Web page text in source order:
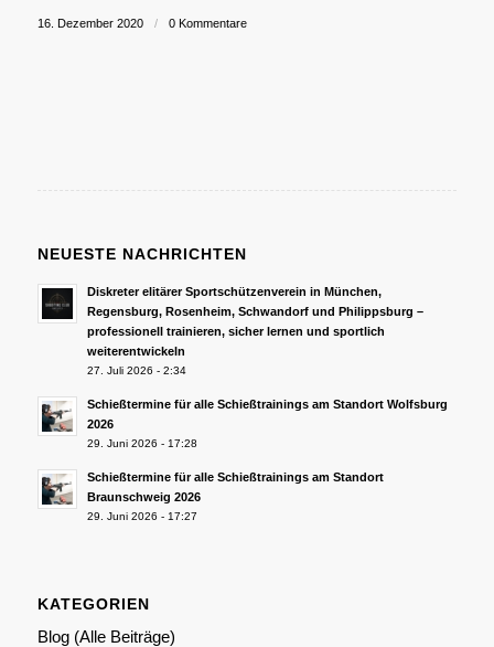
16. Dezember 2020 / 0 Kommentare
NEUESTE NACHRICHTEN
Diskreter elitärer Sportschützenverein in München,
Regensburg, Rosenheim, Schwandorf und Philippsburg –
professionell trainieren, sicher lernen und sportlich
weiterentwickeln
27. Juli 2026 - 2:34
Schießtermine für alle Schießtrainings am Standort Wolfsburg
2026
29. Juni 2026 - 17:28
Schießtermine für alle Schießtrainings am Standort
Braunschweig 2026
29. Juni 2026 - 17:27
KATEGORIEN
Blog (Alle Beiträge)